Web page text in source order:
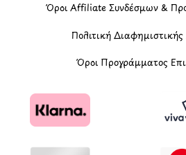
Όροι Affiliate Συνδέσμων &
Πολιτική
Όροι Προγράμματος